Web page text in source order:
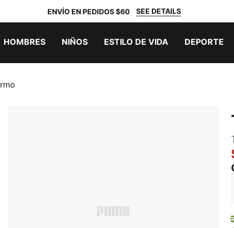
ENVÍO EN PEDIDOS $60 SEE DETAILS
HOMBRES NIÑOS ESTILO DE VIDA DEPORTE